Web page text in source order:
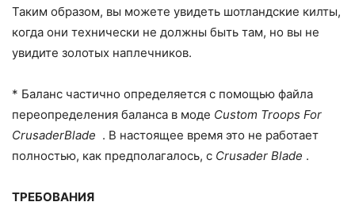
Таким образом, вы можете увидеть шотландские килты,
когда они технически не должны быть там, но вы не
увидите золотых наплечников.
* Баланс частично определяется с помощью файла
переопределения баланса в моде Custom Troops For
CrusaderBlade . В настоящее время это не работает
полностью, как предполагалось, с Crusader Blade .
ТРЕБОВАНИЯ